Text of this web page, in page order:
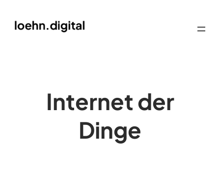
Internet der
Dinge